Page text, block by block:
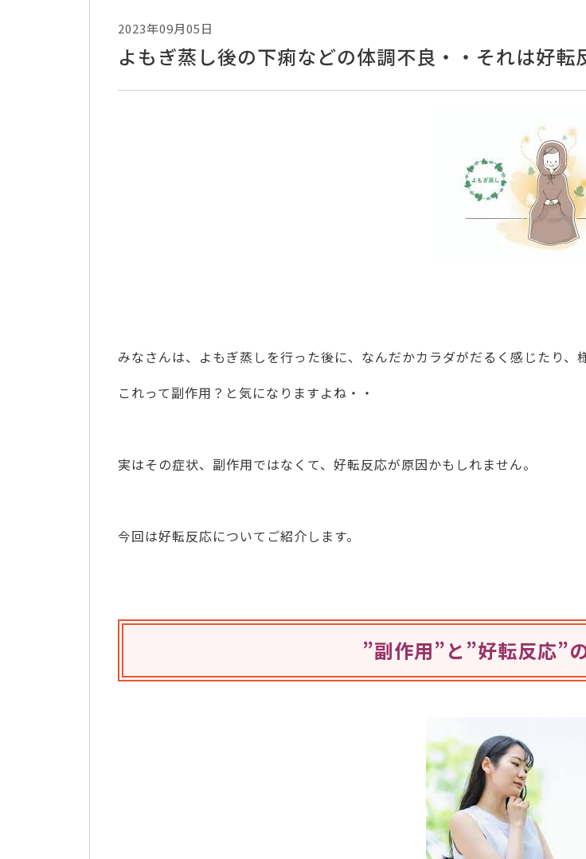
2023年09月05日
よもぎ蒸し後の下痢などの体調不良・・それは好転
みなさんは、よもぎ蒸しを行った後に、なんだかカラダがだるく感じたり、
これって副作用？と気になりますよね・・
実はその症状、副作用ではなくて、好転反応が原因かもしれません。
今回は好転反応についてご紹介します。
”副作用”と”好転反応”